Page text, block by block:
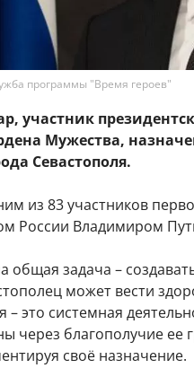
программы "Время героев"
участник
Мужества,
Севастополя.
из 83 участников
России Владимиром
общая задача –
может вести
– это системная
через благополучие
своё назначение.